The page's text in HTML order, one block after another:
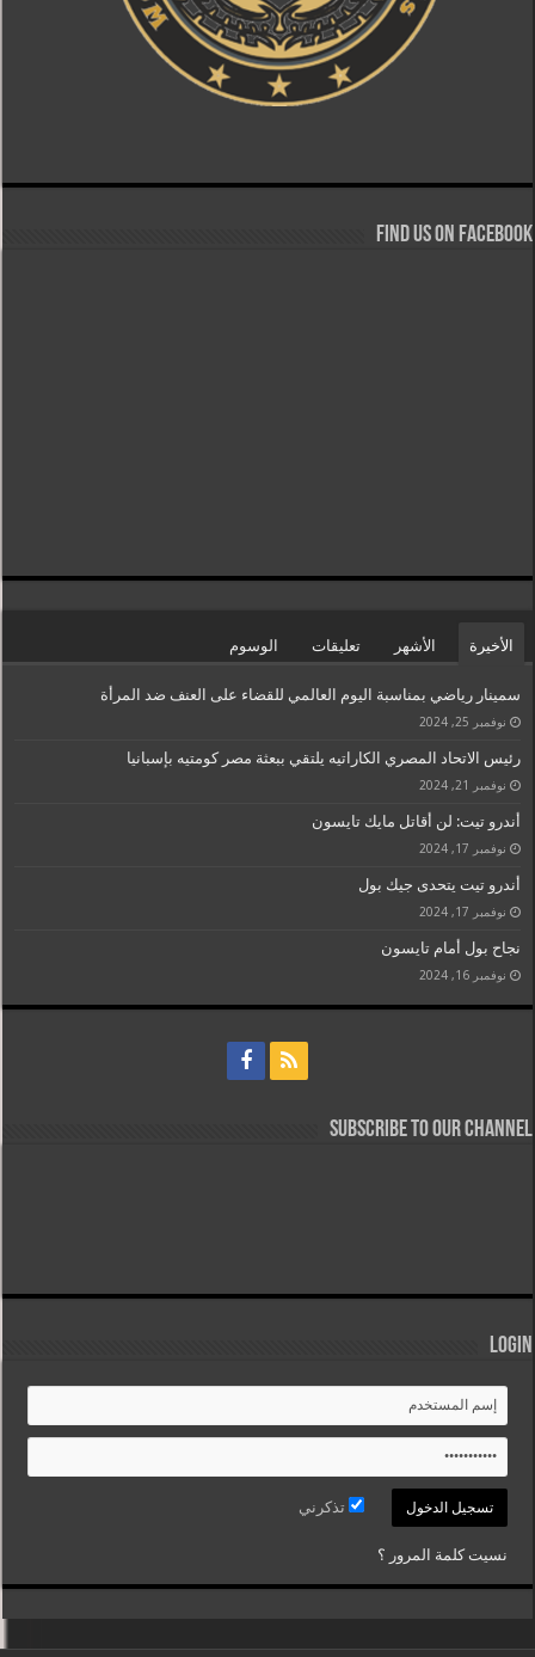
Find us on Facebook
الأخيرة الأشهر تعليقات الوسوم
سمينار رياضي بمناسبة اليوم العالمي للقضاء على العنف ضد المرأة
نوفمبر 25, 2024
رئيس الاتحاد المصري الكاراتيه يلتقي ببعثة مصر كومتيه بإسبانيا
نوفمبر 21, 2024
أندرو تيت: لن أقاتل مايك تايسون
نوفمبر 17, 2024
أندرو تيت يتحدى جيك بول
نوفمبر 17, 2024
نجاح بول أمام تايسون
نوفمبر 16, 2024
Subscribe to our Channel
Login
تذكرني
نسيت كلمة المرور ؟